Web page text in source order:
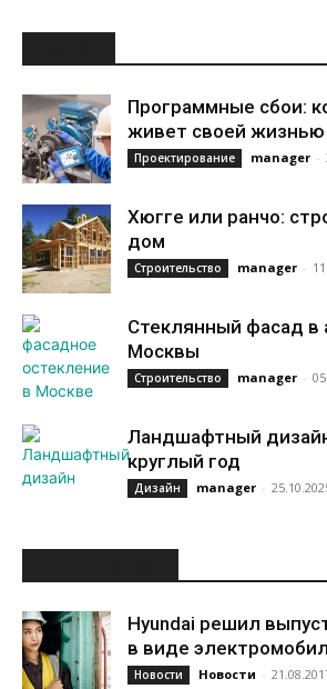
Программные сбои:
живет своей жизнью
Проектирование manager -
Хюгге или ранчо:
дом
Строительство manager -
Стеклянный фасад в
Москвы
Строительство manager -
Ландшафтный
круглый год
Дизайн manager -
Hyundai решил
в виде
Новости Новости -